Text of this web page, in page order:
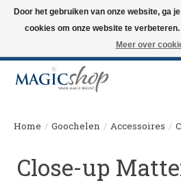
Altijd de nieuwste trucs op voorraad. Snelle
Langskomen in onze winkel? Bel of mail om
Home / Goochelen / Accessoires /
Close-up
Door het gebruiken van onze website, ga
cookies om onze website te verbeteren.
Meer over